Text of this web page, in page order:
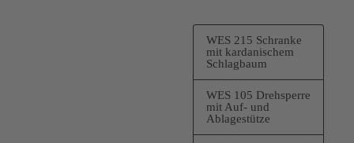
WES 215 Schranke
mit kardanischem
Schlagbaum
WES 105 Drehsperre
mit Auf- und
Ablagestütze